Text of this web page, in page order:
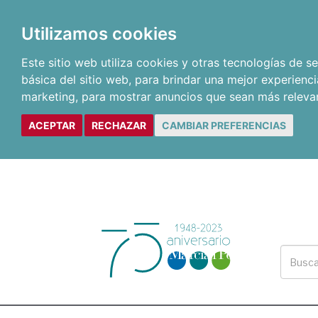
Utilizamos cookies
Este sitio web utiliza cookies y otras tecnologías de
básica del sitio web, para brindar una mejor
marketing, para mostrar anuncios que sean más
ACEPTAR RECHAZAR CAMBIAR PREFERENCIAS